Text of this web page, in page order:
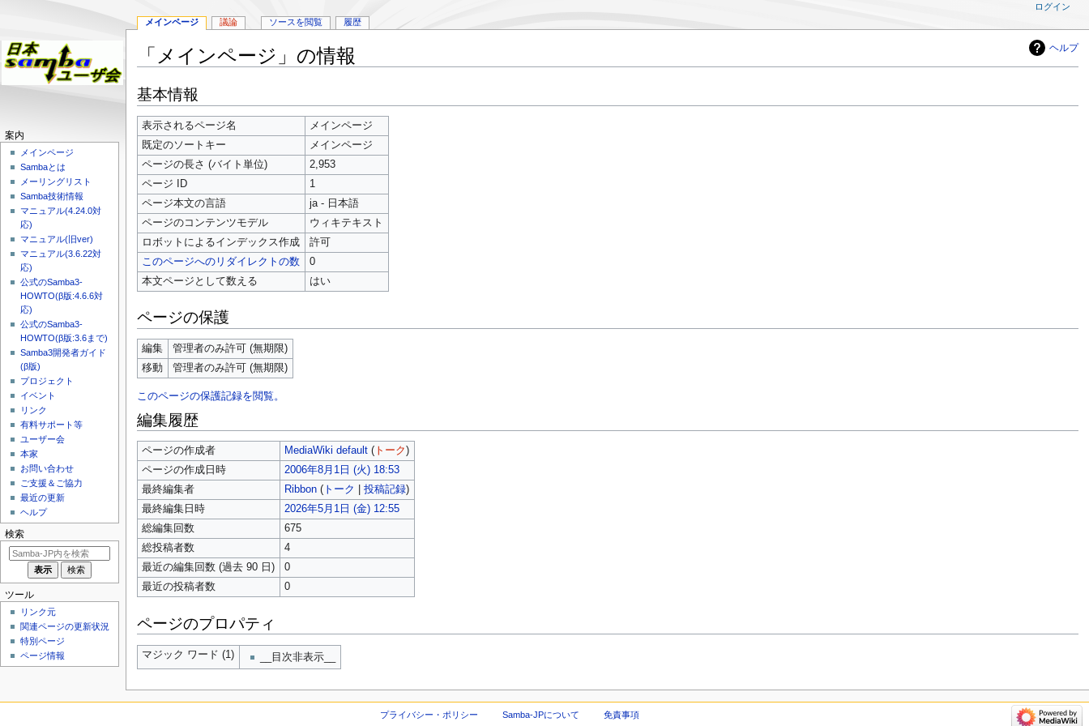
ヘルプ
「メインページ」の情報
ナ
ビ
ゲ
ー
シ
ョ
ン
に
移
動
検
索
に
移
動
基本情報
表示されるページ名
メインページ
既定のソートキー
メインページ
ページの長さ (バイト単位)
2,953
ページ ID
1
ページ本文の言語
ja - 日本語
ページのコンテンツモデル
ウィキテキスト
ロボットによるインデックス作成
許可
このページへのリダイレクトの数
0
本文ページとして数える
はい
ページの保護
編集
管理者のみ許可 (無期限)
移動
管理者のみ許可 (無期限)
このページの保護記録を閲覧。
編集履歴
ページの作成者 MediaWiki default (トーク )
ページの作成日時
2006年8月1日 (火) 18:53
最終編集者
Ribbon (トーク 投稿記録)
最終編集日時
2026年5月1日 (金) 12:55
総編集回数
675
総投稿者数
4
最近の編集回数 (過去 90 日)
0
最近の投稿者数
0
ページのプロパティ
マジック ワード (1) __目次非表示__
メインページ 議論 ソースを閲覧 履歴
ログイン
案内
メインページ
Sambaとは
メーリングリスト
Samba技術情報
マニュアル(4.24.0対
応)
マニュアル(旧ver)
マニュアル(3.6.22対
応)
公式のSamba3-
HOWTO(β版:4.6.6対
応)
公式のSamba3-
HOWTO(β版:3.6まで)
Samba3開発者ガイド
(β版)
プロジェクト
イベント
リンク
有料サポート等
ユーザー会
本家
お問い合わせ
ご支援＆ご協力
最近の更新
ヘルプ
検索
ツール
リンク元
関連ページの更新状況
特別ページ
ページ情報
プライバシー・ポリシー Samba-JPについて 免責事項